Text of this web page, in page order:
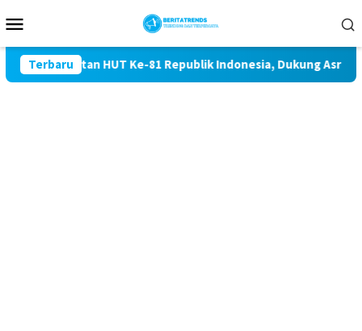
ke
Mobile
TerbaruHUT Ke-81 Republik Indonesia, Dukung Asri dan